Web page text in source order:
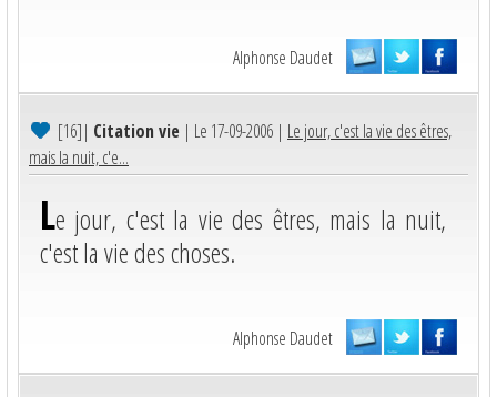
Alphonse Daudet
[16]| Citation vie | Le 17-09-2006 | Le jour, c'est la vie des êtres,
mais la nuit, c'e...
Le jour, c'est la vie des êtres, mais la nuit,
c'est la vie des choses.
Alphonse Daudet